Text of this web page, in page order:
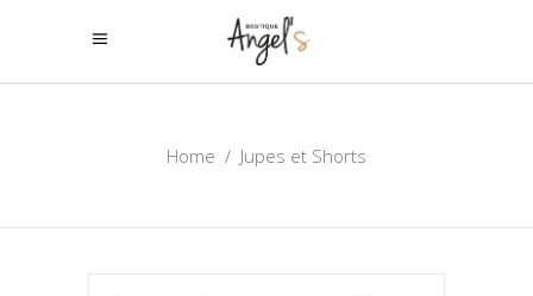
Home / Jupes et Shorts